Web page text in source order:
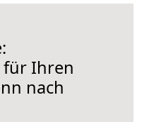
für Ihren
nach